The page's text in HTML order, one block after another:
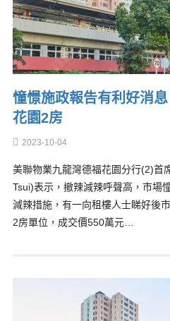
憧憬施政報告有利好消
花園2房
2023-10-04
美聯物業九龍灣德福花園分行(2)首
Tsui)表示，撤辣減辣呼聲高，市場
減辣措施，有一向租樓人士睇好後
2房單位，成交價550萬元…